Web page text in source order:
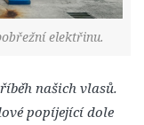
elektřinu.
našich vlasů.
popíjející dole